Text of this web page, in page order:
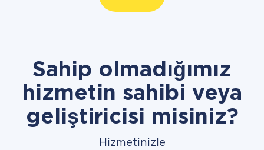
Sahip olmadığımız
hizmetin sahibi veya
geliştiricisi misiniz?
Hizmetinizle